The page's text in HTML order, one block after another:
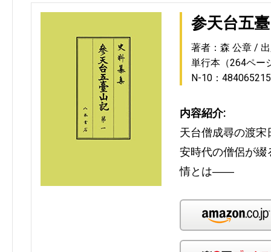
参天台五
著者：森 公章
単行本（264ペー
N-10：
内容紹介:
天台僧成尋の渡
安時代の僧侶が綴
情とは――